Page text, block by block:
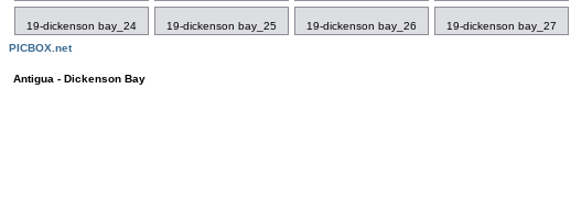
19-dickenson bay_24 19-dickenson bay_25 19-dickenson bay_26 19-dickenson bay_27
PICBOX.net
Antigua - Dickenson Bay